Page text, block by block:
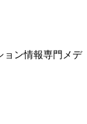
ョン情報専門メデ